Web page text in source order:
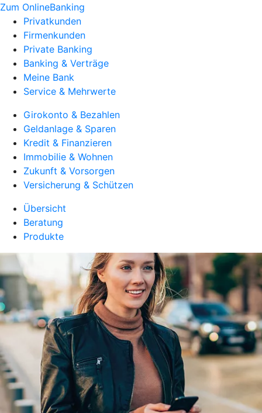
Zum OnlineBanking
Privatkunden
Firmenkunden
Private Banking
Banking & Verträge
Meine Bank
Service & Mehrwerte
Girokonto & Bezahlen
Geldanlage & Sparen
Kredit & Finanzieren
Immobilie & Wohnen
Zukunft & Vorsorgen
Versicherung & Schützen
Übersicht
Beratung
Produkte